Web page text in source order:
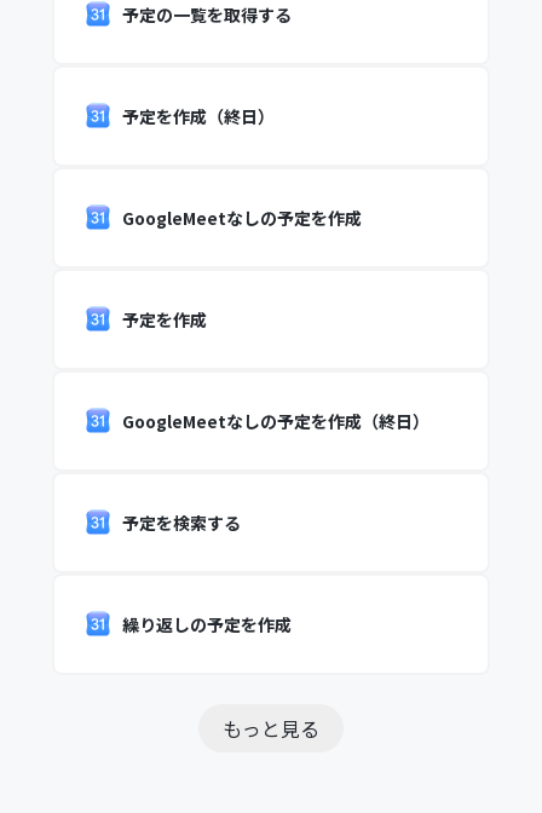
予定の一覧を取得する
予定を作成（終日）
GoogleMeetなしの予定を作成
予定を作成
GoogleMeetなしの予定を作成（終日）
予定を検索する
繰り返しの予定を作成
もっと見る